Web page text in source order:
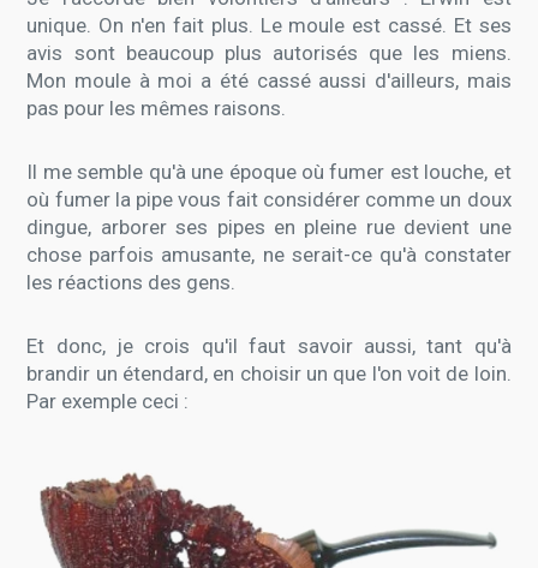
unique. On n'en fait plus. Le moule est cassé. Et ses
avis sont beaucoup plus autorisés que les miens.
Mon moule à moi a été cassé aussi d'ailleurs, mais
pas pour les mêmes raisons.
Il me semble qu'à une époque où fumer est louche, et
où fumer la pipe vous fait considérer comme un doux
dingue, arborer ses pipes en pleine rue devient une
chose parfois amusante, ne serait-ce qu'à constater
les réactions des gens.
Et donc, je crois qu'il faut savoir aussi, tant qu'à
brandir un étendard, en choisir un que l'on voit de loin.
Par exemple ceci :